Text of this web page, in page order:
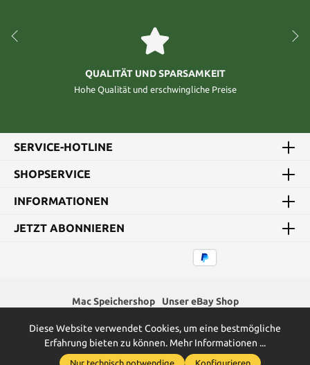
QUALITÄT UND SPARSAMKEIT
Hohe Qualität und erschwingliche Preise
SERVICE-HOTLINE
SHOPSERVICE
INFORMATIONEN
JETZT ABONNIEREN
Mac Speichershop Unser eBay Shop
* Alle Preise inkl. gesetzl. Mehrwertsteuer zzgl. Versandkosten
ggf. Nachnahmegebühren, wenn nicht anders angegeben.
Diese Website verwendet Cookies, um eine bestmögliche
Erfahrung bieten zu können. Mehr Informationen ...
Nur technisch notwendige Konfigurieren